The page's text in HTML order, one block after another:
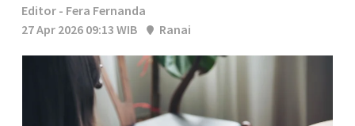
Editor - Fera Fernanda
27 Apr 2026 09:13 WIB
Ranai